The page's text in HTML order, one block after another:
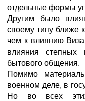
отдельные формы
Другим было
своему типу ближе
чем к влиянию
влияния степных
бытового общения.
Помимо
военном деле, в
Но во всех